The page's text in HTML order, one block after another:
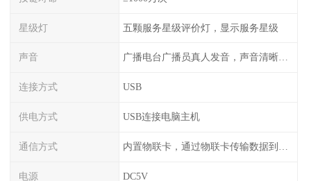
星级灯 五颗服务星级评价灯，显示服务星级
声音 广播电台广播员真人发音，声音清晰甜美
连接方式 USB
供电方式 USB连接电脑主机
通信方式
电源 DC5V